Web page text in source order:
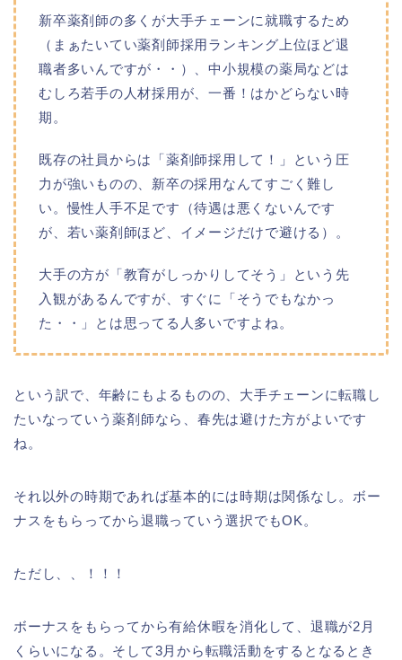
新卒薬剤師の多くが大手チェーンに就職するため
（まぁたいてい薬剤師採用ランキング上位ほど退
職者多いんですが・・）、中小規模の薬局などは
むしろ若手の人材採用が、一番！はかどらない時
期。
既存の社員からは「薬剤師採用して！」という圧
力が強いものの、新卒の採用なんてすごく難し
い。慢性人手不足です（待遇は悪くないんです
が、若い薬剤師ほど、イメージだけで避ける）。
大手の方が「教育がしっかりしてそう」という先
入観があるんですが、すぐに「そうでもなかっ
た・・」とは思ってる人多いですよね。
という訳で、年齢にもよるものの、大手チェーンに転職し
たいなっていう薬剤師なら、春先は避けた方がよいです
ね。
それ以外の時期であれば基本的には時期は関係なし。ボー
ナスをもらってから退職っていう選択でもOK。
ただし、、！！！
ボーナスをもらってから有給休暇を消化して、退職が2月
くらいになる。そして3月から転職活動をするとなるとき